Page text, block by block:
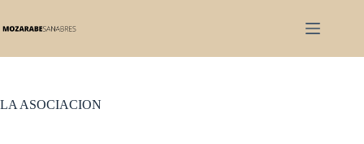
contenido
LA ASOCIACION